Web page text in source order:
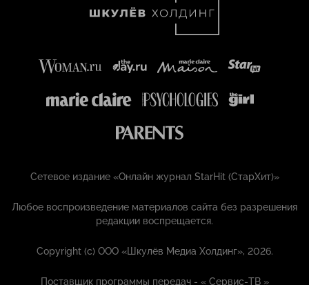
Сетевое издание «Онлайн журнал StarHit (СтарХит)»
Любое воспроизведение материалов сайта без разрешения
редакции воспрещается.
Copyright (с) ООО «Шкулёв Медиа Холдинг», 2026.
Поставщик программы передач - «Сервис-ТВ »